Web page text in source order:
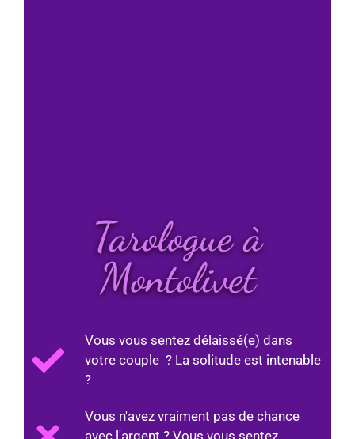
Tarologue à
Montolivet
Vous vous sentez délaissé(e) dans
votre couple ? La solitude est intenable
?
Vous n'avez vraiment pas de chance
avec l'argent ? Vous vous sentez